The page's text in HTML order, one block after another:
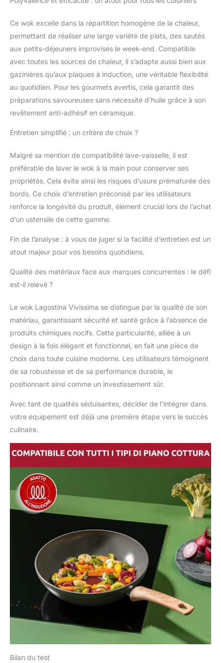
Signal colore en rouge
lorsque la poêle a
atteint la bonne
température pour
commencer à cuisiner,
assurant à chaque fois
de délicieux plats au
goût irrésistible
Utilisations : le wok est
plaques de cuisson à
gaz, électriques, en
Caractéristiques wok
qui combine des lignes
modernes et un savoir-
faire français dès les
moindres détails,
comme le manche
doux au toucher avec
sans ajout de plomb ni
de cadmium dans les
Ce wok excelle dans la répartition homogène de la chaleur,
permettant de réaliser une large variété de plats, des sautés
aux petits-déjeuners improvisés le week-end. Compatible
avec toutes les sources de chaleur, il s’adapte aussi bien aux
gazinières qu’aux plaques à induction, une véritable flexibilité
au quotidien. Pour les gourmets avertis, cela garantit des
préparations savoureuses sans nécessité d’huile grâce à son
revêtement anti-adhésif en céramique.
Entretien simplifié : un critère de choix ?
Malgré sa mention de compatibilité lave-vaisselle, il est
préférable de laver le wok à la main pour conserver ses
propriétés. Cela évite ainsi les risques d’usure prématurée des
bords. Ce choix d’entretien préconisé par les utilisateurs
renforce la longévité du produit, élément crucial lors de l’achat
d’un ustensile de cette gamme.
Fin de l’analyse : à vous de juger si la facilité d’entretien est un
atout majeur pour vos besoins quotidiens.
Qualité des matériaux face aux marques concurrentes : le défi
est-il relevé ?
Le wok Lagostina Vivissima se distingue par la qualité de son
matériau, garantissant sécurité et santé grâce à l’absence de
produits chimiques nocifs. Cette particularité, alliée à un
design à la fois élégant et fonctionnel, en fait une pièce de
choix dans toute cuisine moderne. Les utilisateurs témoignent
de sa robustesse et de sa performance durable, le
positionnant ainsi comme un investissement sûr.
Avec tant de qualités séduisantes, décider de l’intégrer dans
votre équipement est déjà une première étape vers le succès
culinaire.
Bilan du test